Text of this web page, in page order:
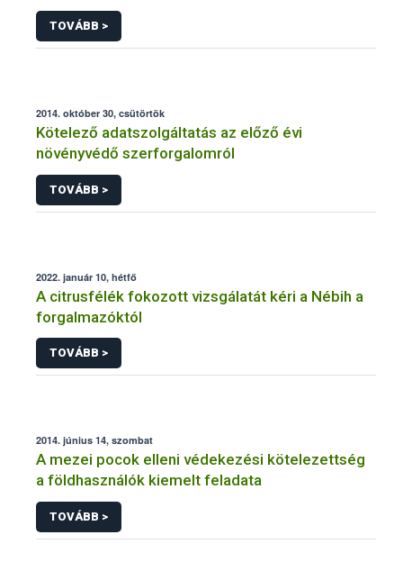
kapcsolatos szabályozás
TOVÁBB >
2014. október 30, csütörtök
Kötelező adatszolgáltatás az előző évi
növényvédő szerforgalomról
TOVÁBB >
2022. január 10, hétfő
A citrusfélék fokozott vizsgálatát kéri a Nébih a
forgalmazóktól
TOVÁBB >
2014. június 14, szombat
A mezei pocok elleni védekezési kötelezettség
a földhasználók kiemelt feladata
TOVÁBB >